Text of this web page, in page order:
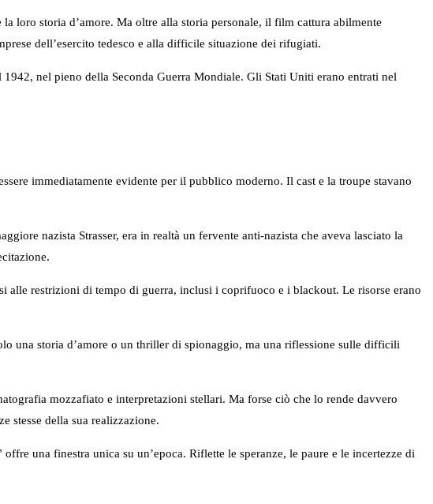
loro storia d’amore. Ma oltre alla storia personale, il film cattura abilmente
dell’esercito tedesco e alla difficile situazione dei rifugiati.
nel pieno della Seconda Guerra Mondiale. Gli Stati Uniti erano entrati nel
immediatamente evidente per il pubblico moderno. Il cast e la troupe stavano
nazista Strasser, era in realtà un fervente anti-nazista che aveva lasciato la
alle restrizioni di tempo di guerra, inclusi i coprifuoco e i blackout. Le risorse erano
una storia d’amore o un thriller di spionaggio, ma una riflessione sulle difficili
mozzafiato e interpretazioni stellari. Ma forse ciò che lo rende davvero
stesse della sua realizzazione.
una finestra unica su un’epoca. Riflette le speranze, le paure e le incertezze di